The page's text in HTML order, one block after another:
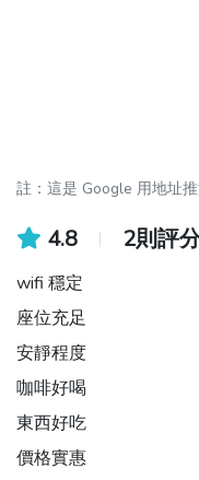
註：這是 Google 用地址
4.8 2則評
wifi 穩定
座位充足
安靜程度
咖啡好喝
東西好吃
價格實惠